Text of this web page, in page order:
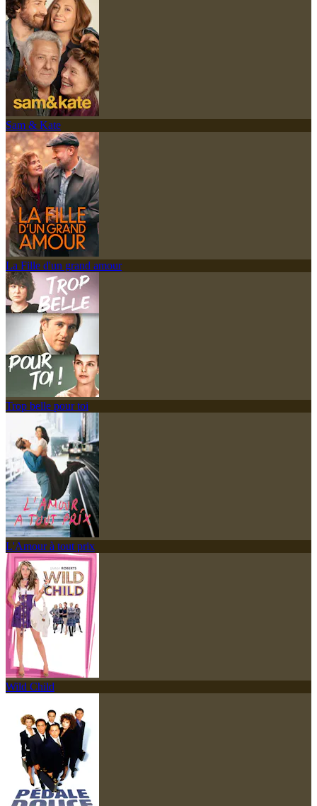
Sam & Kate
La Fille d'un grand amour
Trop belle pour toi
L'Amour à tout prix
Wild Child